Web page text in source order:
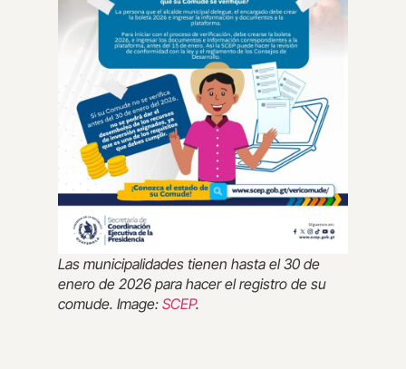
Las municipalidades tienen hasta el 30 de
enero de 2026 para hacer el registro de su
comude. Image: SCEP.